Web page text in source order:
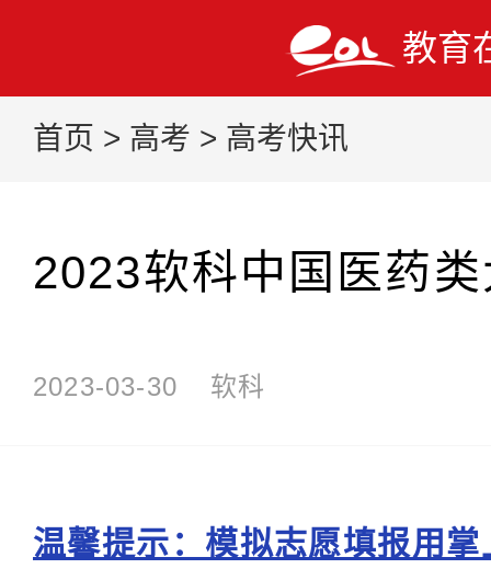
教育
首页 > 高考 > 高考快讯
2023软科中国医药
2023-03-30 软科
温馨提示：模拟志愿填报用